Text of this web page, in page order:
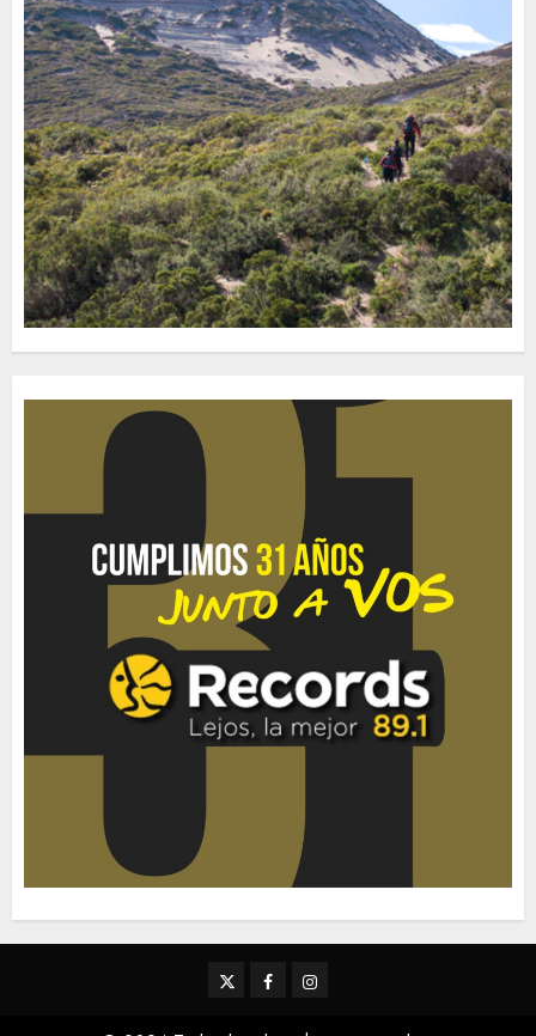
TwitterFacebookInstagram